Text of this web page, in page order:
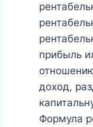
прибыль
доход,
Формула